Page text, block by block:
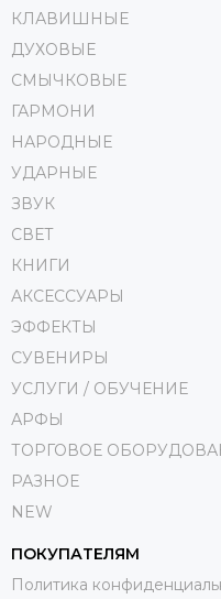
КЛАВИШНЫЕ
ДУХОВЫЕ
СМЫЧКОВЫЕ
ГАРМОНИ
НАРОДНЫЕ
УДАРНЫЕ
ЗВУК
СВЕТ
КНИГИ
АКСЕССУАРЫ
ЭФФЕКТЫ
СУВЕНИРЫ
УСЛУГИ / ОБУЧЕНИЕ
АРФЫ
ТОРГОВОЕ
РАЗНОЕ
NEW
ПОКУПАТЕЛЯМ
Политика